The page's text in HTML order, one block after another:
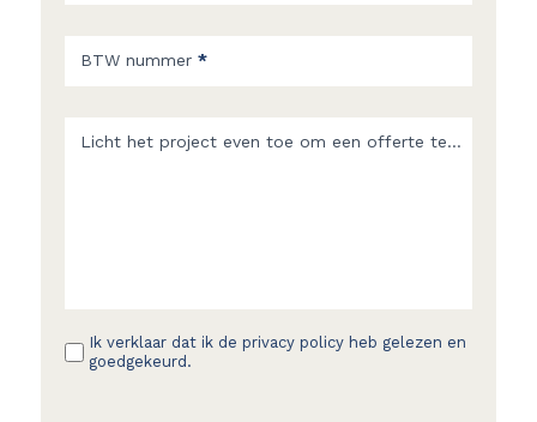
BTW nummer *
Licht het project even toe om een offerte te
Ik verklaar dat ik de privacy policy heb gelezen en
goedgekeurd.